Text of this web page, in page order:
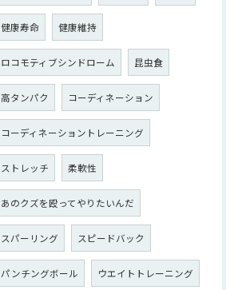
健康寿命 健康維持
ロコモティブシンドローム 昆虫食
高タンパク コーディネーション
コーディネーショントレーニング
ストレッチ 柔軟性
あのクズを殴ってやりたいんだ
スパーリング スピードバック
パンチングボール ウエイトトレーニング